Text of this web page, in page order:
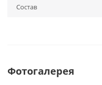
Состав
Фотогалерея